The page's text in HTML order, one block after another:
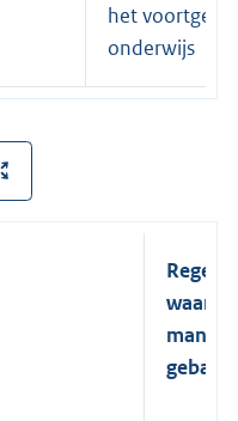
het voortgezet
onderwijs
waarop